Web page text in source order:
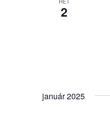
2
január 2025